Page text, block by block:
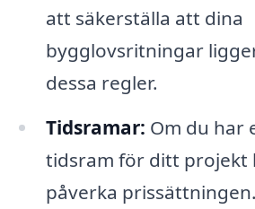
att säkerställa att dina
bygglovsritningar
dessa regler.
Tidsramar: Om du har
tidsram för ditt projekt
påverka